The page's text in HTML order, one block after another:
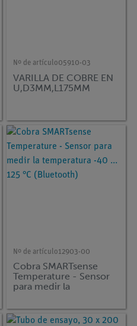
Nº de artículo05910-03
VARILLA DE COBRE EN
U,D3MM,L175MM
Nº de artículo12903-00
Cobra SMARTsense
Temperature - Sensor
para medir la
°C (Bluetooth)